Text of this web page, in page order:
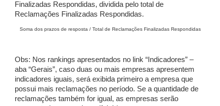
Finalizadas Respondidas, dividida pelo total de
Reclamações Finalizadas Respondidas.
Soma dos prazos de resposta / Total de Reclamações Finalizadas Respondidas
Obs: Nos rankings apresentados no link “Indicadores” –
aba “Gerais”, caso duas ou mais empresas apresentem
indicadores iguais, será exibida primeiro a empresa que
possui mais reclamações no período. Se a quantidade de
reclamações também for igual, as empresas serão